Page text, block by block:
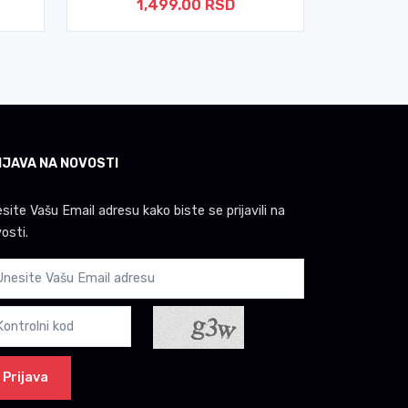
1,499.00 RSD
NA NOVOSTI
Vašu Email adresu kako biste se prijavili na
Prijava